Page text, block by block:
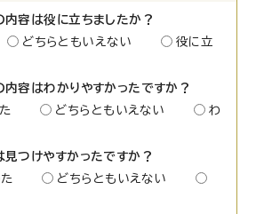
内容は役に立ちましたか？
どちらともいえない
役に立
内容はわかりやすかったですか？
た
どちらともいえない
わ
見つけやすかったですか？
た
どちらともいえない